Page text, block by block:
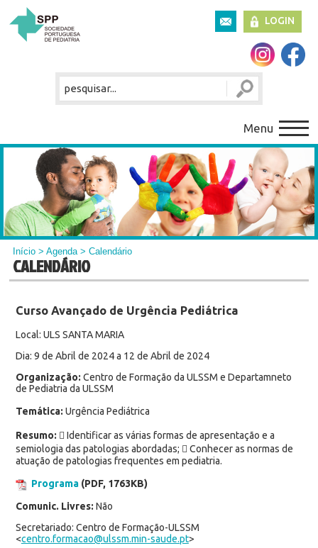
LOGIN
Menu
Início >Agenda> Calendário
CALENDÁRIO
Curso Avançado de Urgência Pediátrica
Local: ULS SANTA MARIA
Dia: 9 de Abril de 2024 a 12 de Abril de 2024
Organização: Centro de Formação da ULSSM e Departamneto
de Pediatria da ULSSM
Temática: Urgência Pediátrica
Resumo:  Identificar as várias formas de apresentação e a
semiologia das patologias abordadas;  Conhecer as normas de
atuação de patologias frequentes em pediatria.
Programa(PDF, 1763KB)
Comunic. Livres: Não
Secretariado: Centro de Formação-ULSSM
<centro.formacao@ulssm.min-saude.pt>